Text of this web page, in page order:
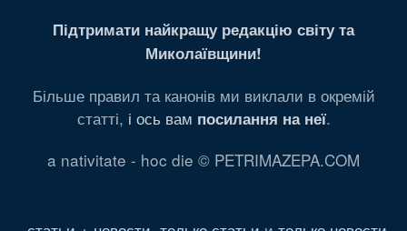
Підтримати найкращу редакцію світу та
Миколаївщини!
Більше правил та канонів ми виклали в окремій
статті, і ось вам посилання на неї.
a nativitate - hoc die © PETRIMAZEPA.COM